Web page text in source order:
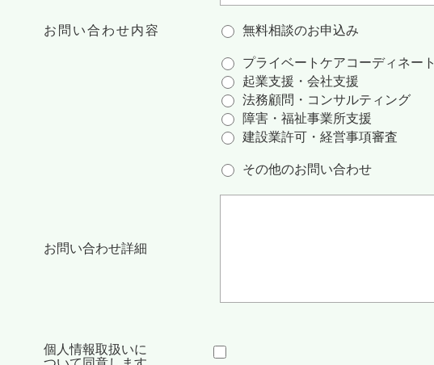
お問い合わせ内容 無料相談のお申込み
プライベートケアコーディネート
起業支援・会社支援
法務顧問・コンサルティング
障害・福祉事業所支援
建設業許可・経営事項審査
その他のお問い合わせ
お問い合わせ詳細
個人情報取扱いに